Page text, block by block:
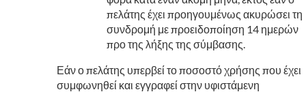
πελάτης έχει προηγουμένως ακυρώσει τη
συνδρομή με προειδοποίηση 14 ημερών
προ της λήξης της σύμβασης.
Εάν ο πελάτης υπερβεί το ποσοστό χρήσης που έχει
συμφωνηθεί και εγγραφεί στην υφιστάμενη